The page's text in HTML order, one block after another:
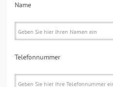
Name
Telefonnummer